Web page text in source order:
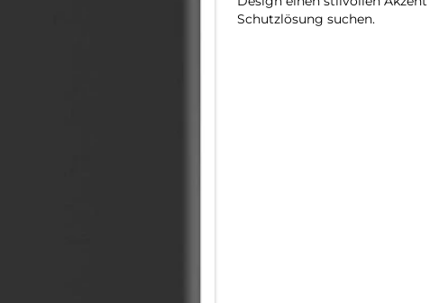
Schutzlösung suchen.